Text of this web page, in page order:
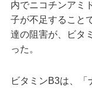
内でニコチンアミ
子が不足すること
達の阻害が、ビタ
った。
ビタミンB3は、「